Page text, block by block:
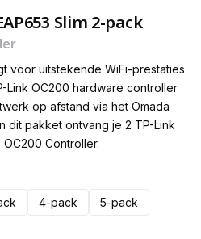
Slim 2-pack
voor uitstekende WiFi-prestaties
OC200 hardware controller
op afstand via het Omada
dit pakket ontvang je 2 TP-Link
OC200 Controller.
4-pack
5-pack